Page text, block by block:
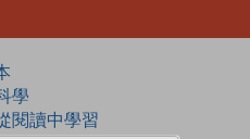
學
閱讀中學習